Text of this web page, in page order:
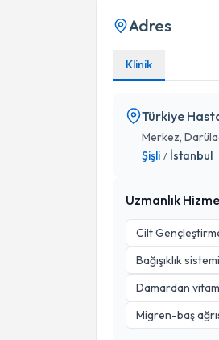
Adres
Klinik
Türkiye
Merkez,
Şişli / İstanbul
Uzmanlık
Cilt
Bağışıklık
Damardan
Migren-baş